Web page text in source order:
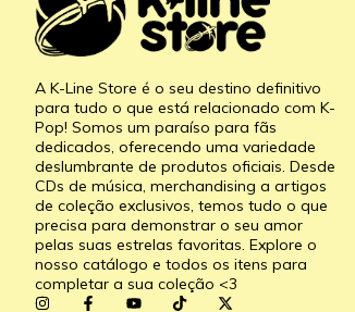
A K-Line Store é o seu destino definitivo
para tudo o que está relacionado com K-
Pop! Somos um paraíso para fãs
dedicados, oferecendo uma variedade
deslumbrante de produtos oficiais. Desde
CDs de música, merchandising a artigos
de coleção exclusivos, temos tudo o que
precisa para demonstrar o seu amor
pelas suas estrelas favoritas. Explore o
nosso catálogo e todos os itens para
completar a sua coleção <3